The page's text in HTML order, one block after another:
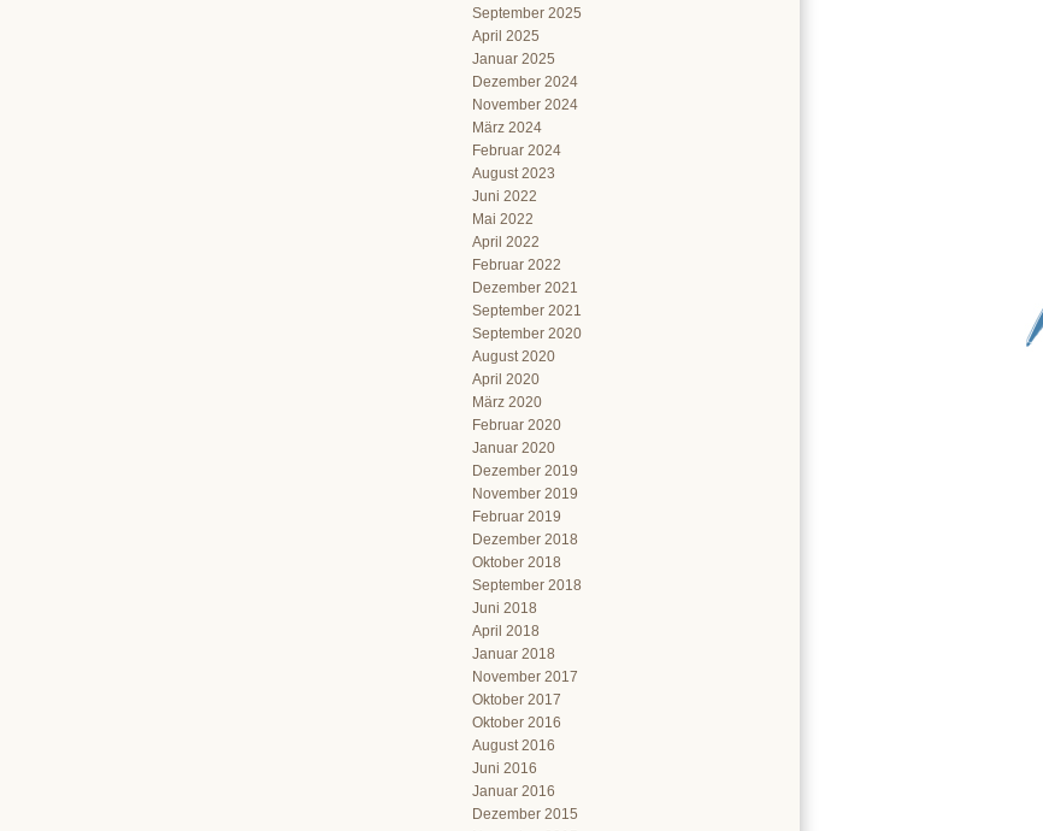
September 2025
April 2025
Januar 2025
Dezember 2024
November 2024
März 2024
Februar 2024
August 2023
Juni 2022
Mai 2022
April 2022
Februar 2022
Dezember 2021
September 2021
September 2020
August 2020
April 2020
März 2020
Februar 2020
Januar 2020
Dezember 2019
November 2019
Februar 2019
Dezember 2018
Oktober 2018
September 2018
Juni 2018
April 2018
Januar 2018
November 2017
Oktober 2017
Oktober 2016
August 2016
Juni 2016
Januar 2016
Dezember 2015